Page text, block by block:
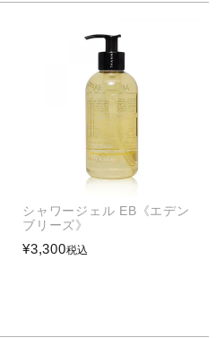
シャワージェル EB《エデン
ブリーズ》
¥3,300税込